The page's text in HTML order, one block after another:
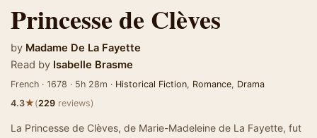
Princesse de Clèves
by Madame De La Fayette
Read by Isabelle Brasme
French · 1678 · 5h 28m · Historical Fiction, Romance, Drama
4.3★(229 reviews)
La Princesse de Clèves, de Marie-Madeleine de La Fayette, fut